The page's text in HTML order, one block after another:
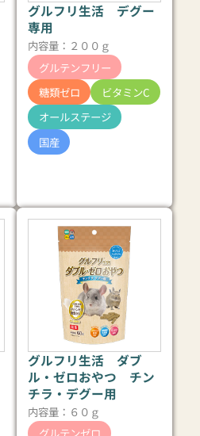
グルフリ生活 デグー
専用
内容量：２００ｇ
グルテンフリー
糖類ゼロ
ビタミンC
オールステージ
国産
グルフリ生活 ダブ
ル・ゼロおやつ チン
チラ・デグー用
内容量：６０ｇ